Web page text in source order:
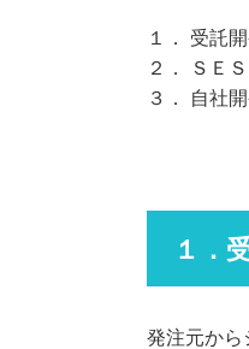
１． 受託
２． ＳＥＳ
３． 自社
１．
発注元から